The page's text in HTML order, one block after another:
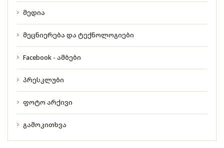
მედია
მეცნიერება და ტექნოლოგიები
Facebook - ამბები
პრესკლუბი
ფოტო არქივი
გამოკითხვა